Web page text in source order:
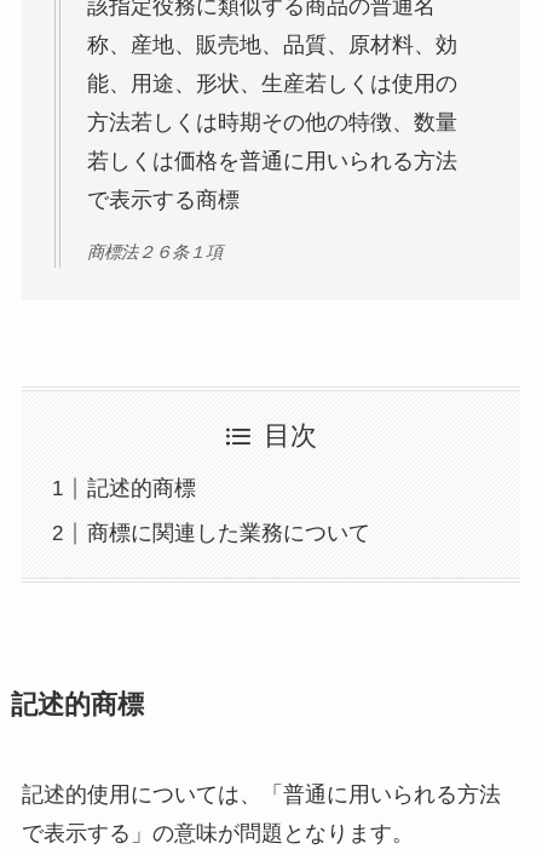
該指定役務に類似する商品の普通名
称、産地、販売地、品質、原材料、効
能、用途、形状、生産若しくは使用の
方法若しくは時期その他の特徴、数量
若しくは価格を普通に用いられる方法
で表示する商標
商標法２６条１項
目次
記述的商標
商標に関連した業務について
記述的商標
記述的使用については、「普通に用いられる方法
で表示する」の意味が問題となります。